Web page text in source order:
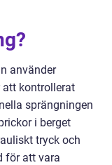
använder
kontrollerat
sprängningen
i berget
tryck och
för att vara